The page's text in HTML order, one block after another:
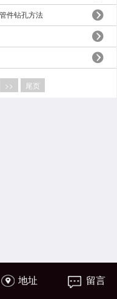
件钻孔方法
>> 尾页
地址 留言